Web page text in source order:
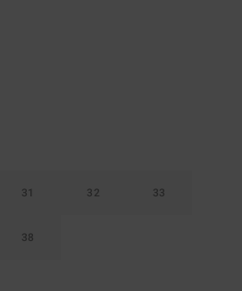
31 32 33
38